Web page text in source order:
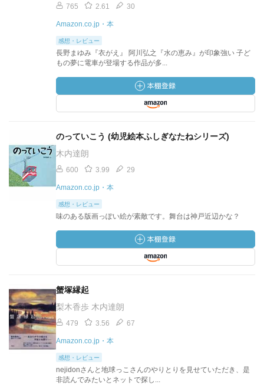
765 2.61 30
Amazon.co.jp・本
感想・レビュー
長野まゆみ『衣がえ』 阿川弘之『水の恵み』が印象強い 子ど
もの夢に電車が登場する作品が多...
のっていこう (幼児絵本ふしぎなたねシリーズ)
木内達朗
600 3.99 29
Amazon.co.jp・本
感想・レビュー
味のある版画っぽい絵が素敵です。舞台は神戸近辺かな？
蟹塚縁起
梨木香歩 木内達朗
479 3.56 67
Amazon.co.jp・本
感想・レビュー
nejidonさんと地球っこさんのやりとりを見せていただき、是
非読んでみたいとネットで探し...